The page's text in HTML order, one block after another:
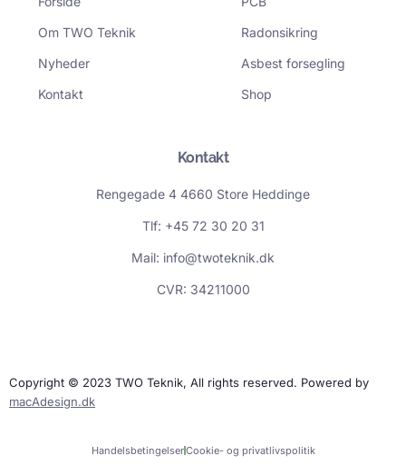
Om TWO Teknik
Nyheder
Kontakt
Radonsikring
Asbest forsegling
Shop
Kontakt
Rengegade 4 4660 Store Heddinge
Tlf: +45 72 30 20 31
Mail: info@twoteknik.dk
CVR: 34211000
Copyright © 2023 TWO Teknik, All rights reserved. Powered by
macAdesign.dk
HandelsbetingelserCookie- og privatlivspolitik